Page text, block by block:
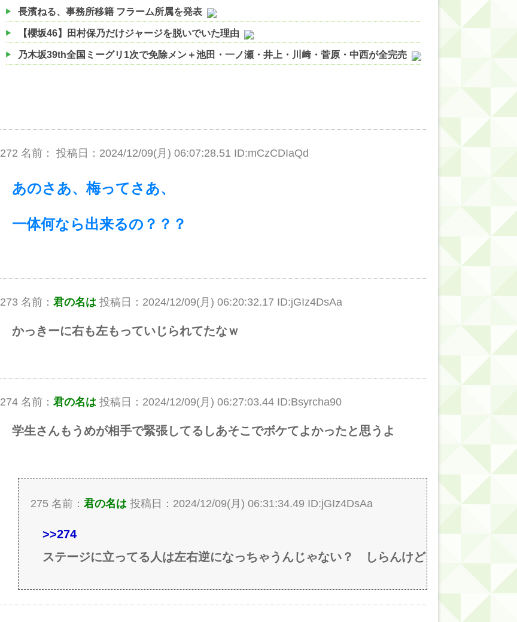
長濱ねる、事務所移籍 フラーム所属を発表
【櫻坂46】田村保乃だけジャージを脱いでいた理由
乃木坂39th全国ミーグリ1次で免除メン＋池田・一ノ瀬・井上・川﨑・菅原・中西が全完売
【朗報】増田三莉音さんの生足wwwwwwwwwwww
【朗報】増田三莉音さんの生足wwwwwwwwwwww
筒井あやめ、アレをチラリ。こういう偶然の方が官能的だよな？
272 名前： 投稿日：2024/12/09(月) 06:07:28.51 ID:mCzCDIaQd
あのさあ、梅ってさあ、
一体何なら出来るの？？？
273 名前： 君の名は 投稿日：2024/12/09(月) 06:20:32.17 ID:jGIz4DsAa
かっきーに右も左もっていじられてたなｗ
274 名前： 君の名は 投稿日：2024/12/09(月) 06:27:03.44 ID:Bsyrcha90
学生さんもうめが相手で緊張してるしあそこでボケてよかったと思うよ
275 名前： 君の名は 投稿日：2024/12/09(月) 06:31:34.49 ID:jGIz4DsAa
>>274
ステージに立ってる人は左右逆になっちゃうんじゃない？ しらんけど